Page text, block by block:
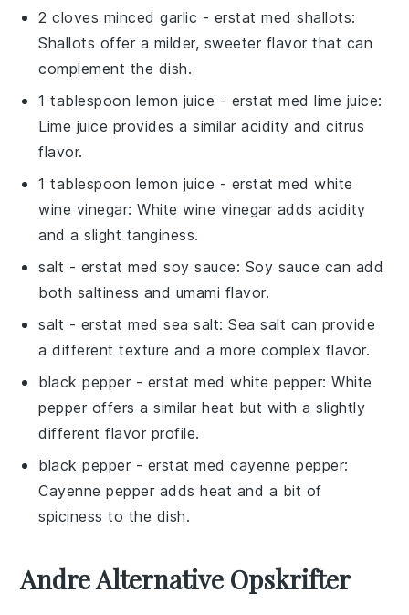
2 cloves minced garlic - erstat medshallots:
Shallots offer a milder, sweeter flavor that can
complement the dish.
1 tablespoon lemon juice - erstat medlime juice:
Lime juice provides a similar acidity and citrus
flavor.
1 tablespoon lemon juice - erstat medwhite
wine vinegar: White wine vinegar adds acidity
and a slight tanginess.
salt - erstat medsoy sauce: Soy sauce can add
both saltiness and umami flavor.
salt - erstat medsea salt: Sea salt can provide
a different texture and a more complex flavor.
black pepper - erstat medwhite pepper: White
pepper offers a similar heat but with a slightly
different flavor profile.
black pepper - erstat medcayenne pepper:
Cayenne pepper adds heat and a bit of
spiciness to the dish.
Andre Alternative Opskrifter